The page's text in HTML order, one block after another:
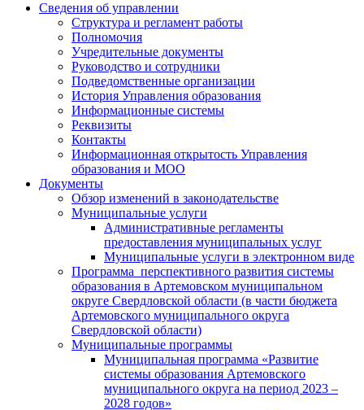
Сведения об управлении
Структура и регламент работы
Полномочия
Учредительные документы
Руководство и сотрудники
Подведомственные организации
История Управления образования
Информационные системы
Реквизиты
Контакты
Информационная открытость Управления
образования и МОО
Документы
Обзор изменений в законодательстве
Муниципальные услуги
Административные регламенты
предоставления муниципальных услуг
Муниципальные услуги в электронном виде
Программа перспективного развития системы
образования в Артемовском муниципальном
округе Свердловской области (в части бюджета
Артемовского муниципального округа
Свердловской области)
Муниципальные программы
Муниципальная программа «Развитие
системы образования Артемовского
муниципального округа на период 2023 –
2028 годов»